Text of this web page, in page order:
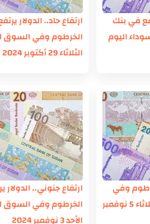
في بنك
اليوم
ارتفاع حاد.. الدولار
الخرطوم وفي السوق
الثلاثاء 29 أكتوبر 2024
وفي
السوق السوداء اليوم الثلاثاء 5 نوفمبر
ارتفاع جنوني..
الخرطوم وفي السوق
الأحد 3 نوفمبر 2024